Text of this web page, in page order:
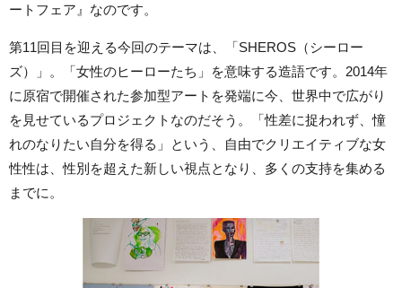
ートフェア』なのです。
第11回目を迎える今回のテーマは、「SHEROS（シーロー
ズ）」。「女性のヒーローたち」を意味する造語です。2014年
に原宿で開催された参加型アートを発端に今、世界中で広がり
を見せているプロジェクトなのだそう。「性差に捉われず、憧
れのなりたい自分を得る」という、自由でクリエイティブな女
性性は、性別を超えた新しい視点となり、多くの支持を集める
までに。